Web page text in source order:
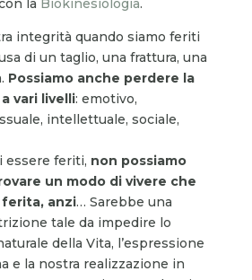
la Biokinesiologia.
integrità quando siamo feriti
di un taglio, una frattura, una
Possiamo anche perdere la
vari livelli: emotivo,
intellettuale, sociale,
essere feriti, non possiamo
un modo di vivere che
anzi… Sarebbe una
tale da impedire lo
della Vita, l’espressione
e la nostra realizzazione in